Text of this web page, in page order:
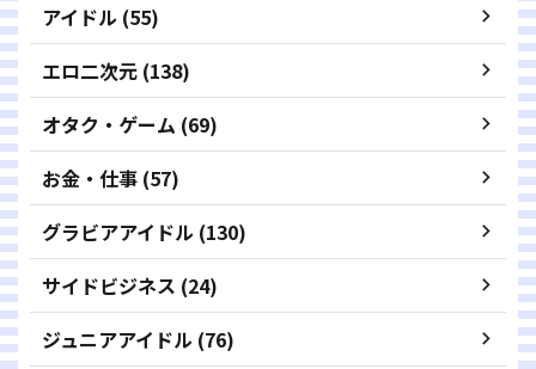
アイドル (55)
エロ二次元 (138)
オタク・ゲーム (69)
お金・仕事 (57)
グラビアアイドル (130)
サイドビジネス (24)
ジュニアアイドル (76)